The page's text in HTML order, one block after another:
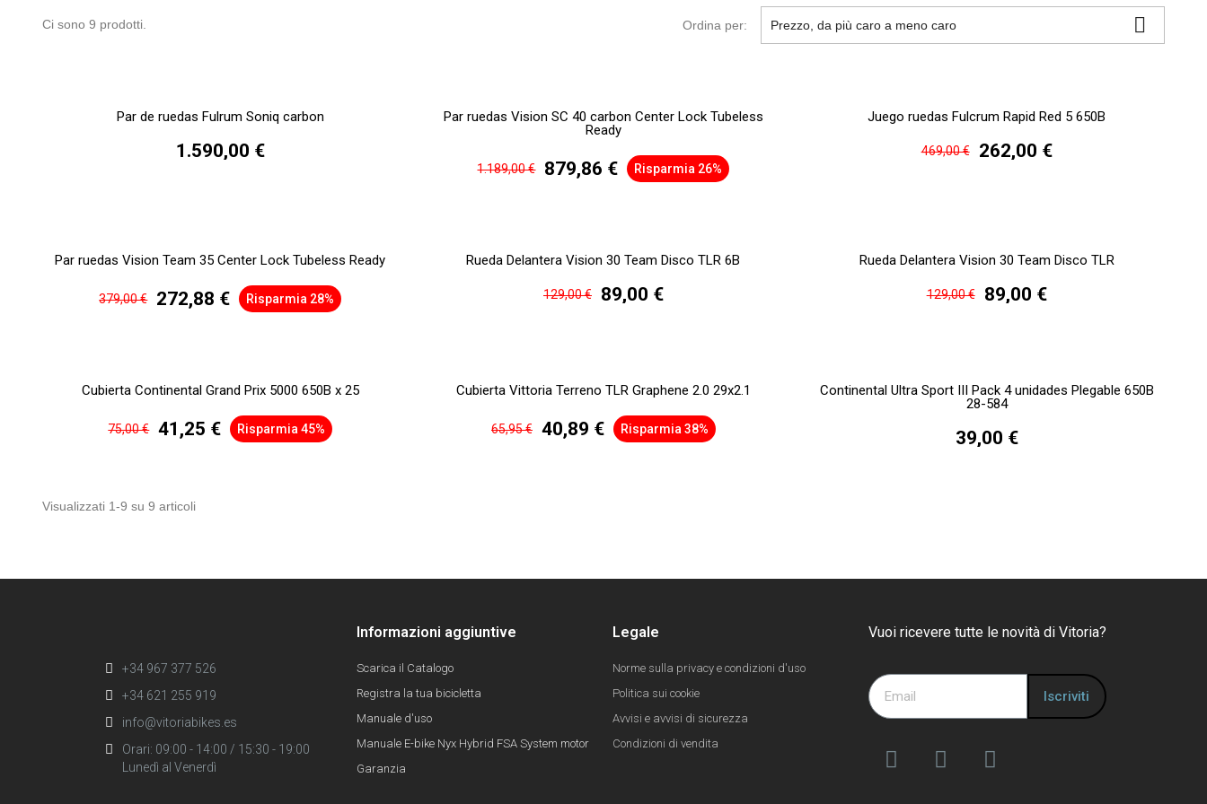
Ci sono 9 prodotti. Ordina per: Prezzo, da più caro a meno caro 
Par de ruedas Fulrum Soniq carbon
1.590,00 €
Par ruedas Vision SC 40 carbon Center Lock Tubeless
Ready
1.189,00 € 879,86 € Risparmia 26%
Juego ruedas Fulcrum Rapid Red 5 650B
469,00 € 262,00 €
Par ruedas Vision Team 35 Center Lock Tubeless Ready
379,00 € 272,88 € Risparmia 28%
Rueda Delantera Vision 30 Team Disco TLR 6B
129,00 € 89,00 €
Rueda Delantera Vision 30 Team Disco TLR
129,00 € 89,00 €
Cubierta Continental Grand Prix 5000 650B x 25
75,00 € 41,25 € Risparmia 45%
Cubierta Vittoria Terreno TLR Graphene 2.0 29x2.1
65,95 € 40,89 € Risparmia 38%
Continental Ultra Sport III Pack 4 unidades Plegable 650B
28-584
39,00 €
Visualizzati 1-9 su 9 articoli
+34 967 377 526
+34 621 255 919
info@vitoriabikes.es
Orari: 09:00 - 14:00 / 15:30 - 19:00
Lunedì al Venerdì
Informazioni aggiuntive
Scarica il Catalogo
Registra la tua bicicletta
Manuale d'uso
Manuale E-bike Nyx Hybrid FSA System motor
Garanzia
Legale
Norme sulla privacy e condizioni d'uso
Politica sui cookie
Avvisi e avvisi di sicurezza
Condizioni di vendita
Vuoi ricevere tutte le novità di Vitoria?
Iscriviti